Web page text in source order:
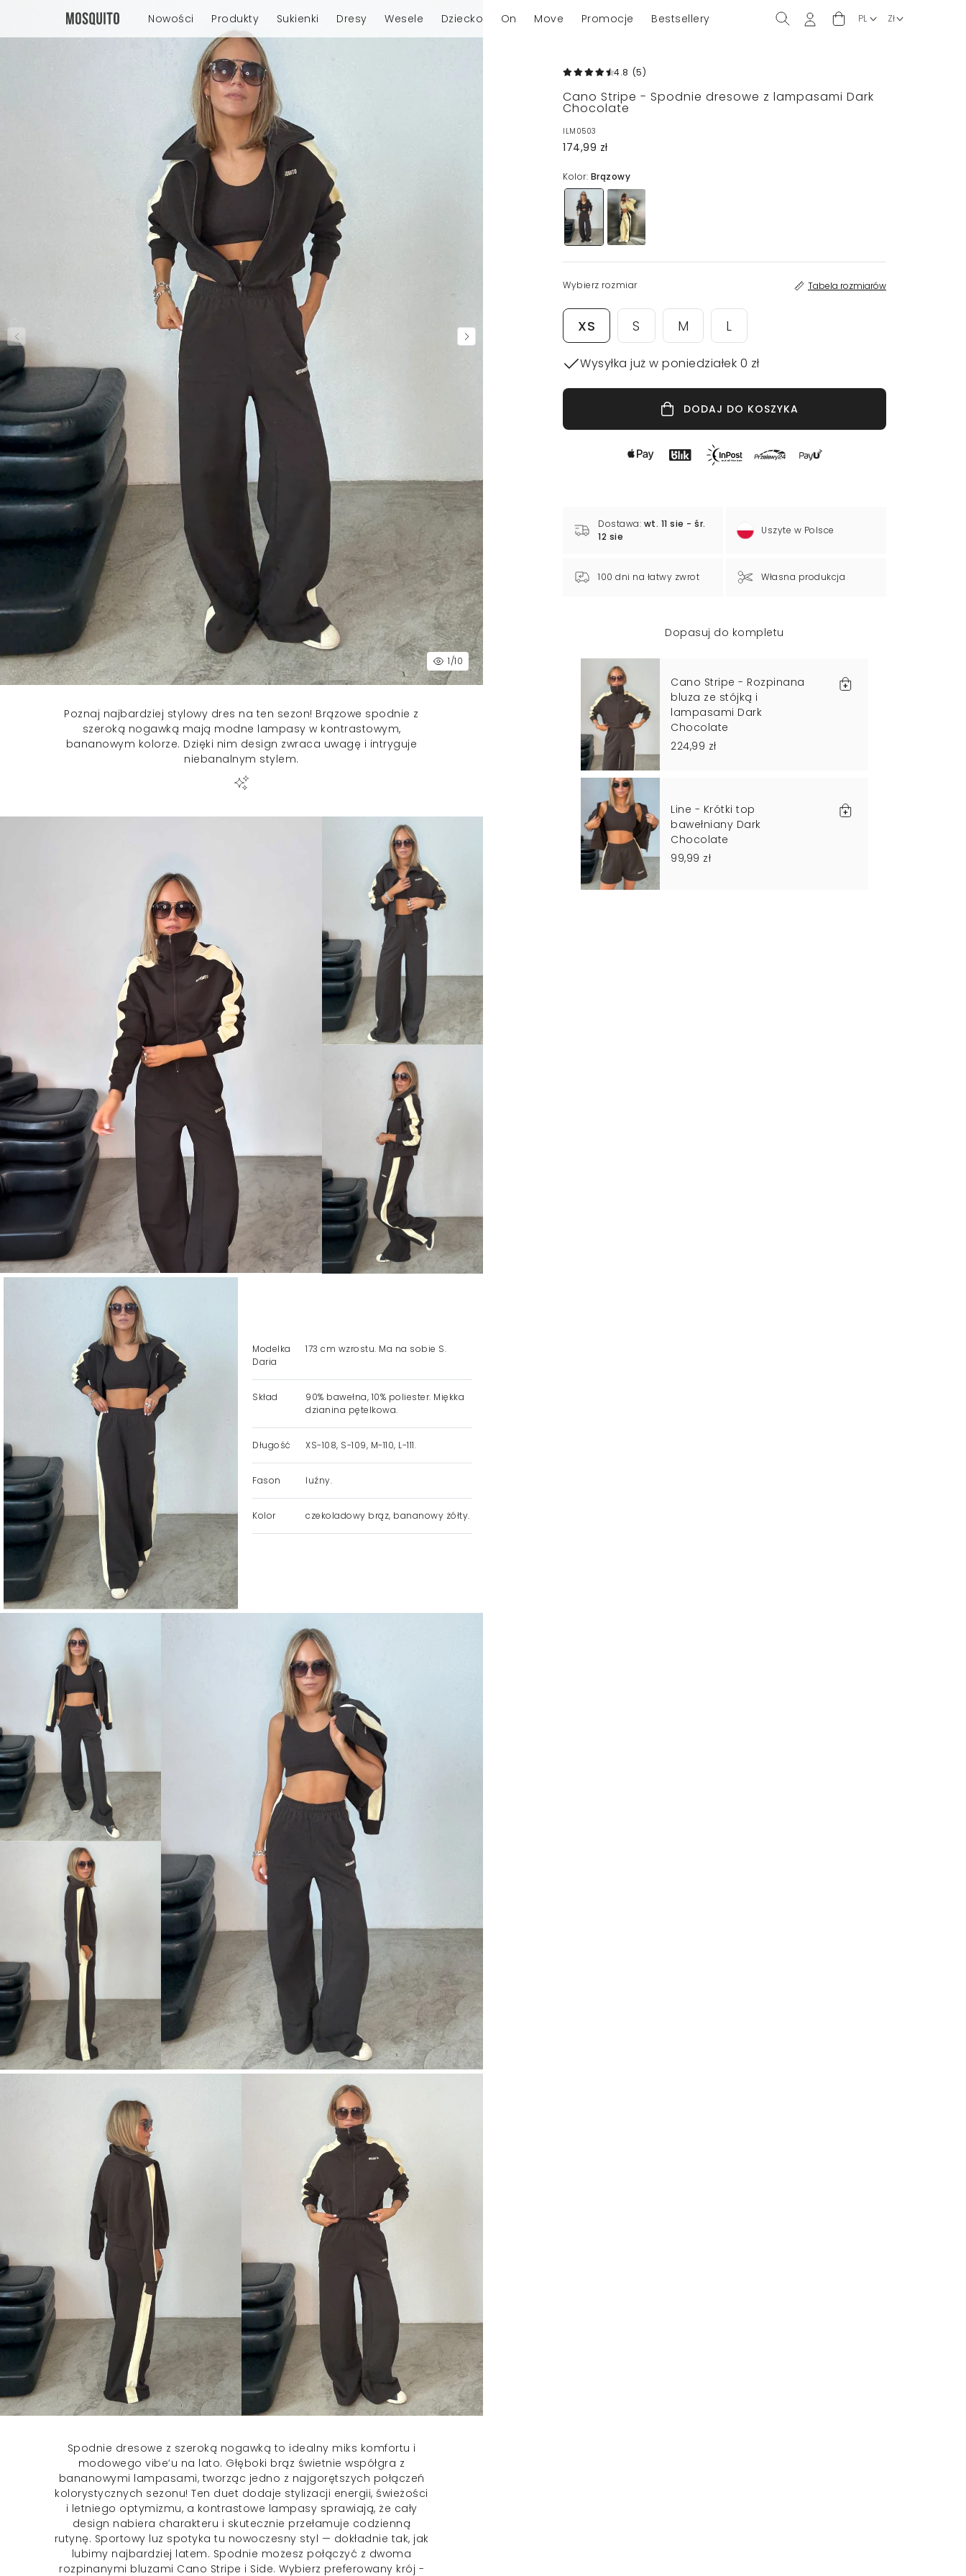
Nowości Produkty Sukienki Dresy Wesele Dziecko On Move Promocje Bestsellery
1/10
Poznaj najbardziej stylowy dres na ten sezon! Brązowe spodnie z
szeroką nogawką mają modne lampasy w kontrastowym,
bananowym kolorze. Dzięki nim design zwraca uwagę i intryguje
niebanalnym stylem.
Modelka
Daria
173 cm wzrostu. Ma na sobie S.
Skład
90% bawełna, 10% poliester. Miękka
dzianina pętelkowa.
Długość XS-108, S-109, M-110, L-111.
Fason luźny.
Kolor czekoladowy brąz, bananowy żółty.
Spodnie dresowe z szeroką nogawką to idealny miks komfortu i
modowego vibe’u na lato. Głęboki brąz świetnie współgra z
bananowymi lampasami, tworząc jedno z najgorętszych połączeń
kolorystycznych sezonu! Ten duet dodaje stylizacji energii, świeżości
i letniego optymizmu, a kontrastowe lampasy sprawiają, że cały
design nabiera charakteru i skutecznie przełamuje codzienną
rutynę. Sportowy luz spotyka tu nowoczesny styl — dokładnie tak, jak
lubimy najbardziej latem. Spodnie możesz połączyć z dwoma
rozpinanymi bluzami Cano Stripe i Side. Wybierz preferowany krój -
4.8 (5)
Cano Stripe - Spodnie dresowe z lampasami Dark
Chocolate
ILM0503
174,99 zł
Kolor: Brązowy
Wybierz rozmiar Tabela rozmiarów
XS S M L
Wysyłka już w poniedziałek 0 zł
DODAJ DO KOSZYKA
Dostawa: wt. 11 sie - śr.
12 sie
Uszyte w Polsce
100 dni na łatwy zwrot Własna produkcja
Dopasuj do kompletu
Cano Stripe - Rozpinana
bluza ze stójką i
lampasami Dark
Chocolate
224,99 zł
Line - Krótki top
bawełniany Dark
Chocolate
99,99 zł